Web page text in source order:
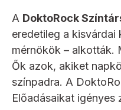
A DoktoRock
eredetileg a
mérnökök – alkották.
Ők azok, akiket
színpadra. A
Előadásaikat igényes